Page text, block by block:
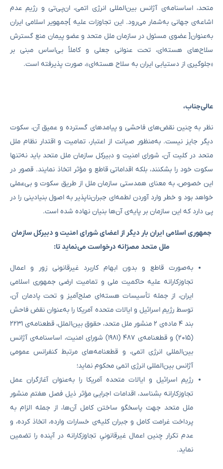
متحد، اساسنامه‌ی آژانس بین‌المللی انرژی اتمی، ان‌پی‌تی و رژیم عدم
اشاعه‌ی جهانی به‌شمار می‌رود. این تجاوزات علیه ]جمهویر اسلامی ایران
به‌عنوان[ عضوی مسئول در سازمان ملل متحد و عضو پیمان منع گسترش
سلاح‌های هسته‌ای، تحت عنوانی جعلی و کاملاً بی‌اساس مبنی بر
«جلوگیری از دستیابی ایران به سلاح هسته‌ای»، صورت پذیرفته است.
عالی‌جناب،
نظر به چنین نقض‌های فاحشی و پیامدهای گسترده و عمیق آن، سکوت
دیگر جایز نیست. به‌منظور صیانت از اعتبار، تمامیت و اقتدار نظام ملل
متحد در کلیت آن، شورای امنیت و دبیرکل سازمان ملل متحد باید نه‌تنها
سکوت خود را بشکنند، بلکه اقداماتی قاطع و مؤثر اتخاذ نمایند. قصور در
این خصوص، به معنای همدستی سازمان ملل از طریق سکوت و بی‌عملی
خواهد بود و خطر وارد آوردن لطمه‌ای جبران‌ناپذیر به اصول بنیادینی را در
پی دارد که این سازمان بر پایه‌ی آن‌ها بنیان نهاده شده است.
جمهوری اسلامی ایران بار دیگر از اعضای شورای امنیت و دبیرکل سازمان
ملل متحد مصرّانه درخواست می‌نماید تا:
به‌صورت قاطع و بدون ابهام کاربرد غیرقانونی زور و اعمال
تجاوزکارانه علیه حاکمیت ملی و تمامیت ارضی جمهوری اسلامی
ایران، از جمله تأسیسات هسته‌ای صلح‌آمیز و تحت پادمان آن،
توسط رژیم اسرائیل و ایالات متحده آمریکا را به‌عنوان نقض فاحش
بند ۴ ماده‌ی ۲ منشور ملل متحد، حقوق بین‌الملل، قطعنامه‌ی ۲۲۳۱
(۲۰۱۵) و قطعنامه‌ی ۴۸۷ (۱۹۸۱) شورای امنیت، اساسنامه‌ی آژانس
بین‌المللی انرژی اتمی، و قطعنامه‌های مرتبط کنفرانس عمومی
آژانس بین‌المللی انرژی اتمی محکوم نماید؛
رژیم اسرائیل و ایالات متحده آمریکا را به‌عنوان آغازگران عمل
تجاوزکارانه بشناسد، اقدامات اجرایی مؤثر ذیل فصل هفتم منشور
ملل متحد جهت پاسخگو ساختن کامل آن‌ها، از جمله الزام به
پرداخت غرامت کامل و جبران کلیه‌ی خسارات وارده، اتخاذ کرده، و
عدم تکرار چنین اعمال غیرقانونیِ تجاوزکارانه در آینده را تضمین
نماید.